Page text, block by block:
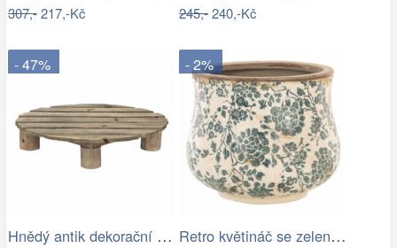
307,-217,-Kč 245,-240,-Kč
- 47%
Hnědý antik dekorační stolek na květiny…
- 2%
Retro květináč se zelenými květy Tien…